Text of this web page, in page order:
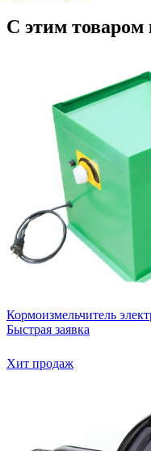
С этим товаром
Кормоизмельчитель
Быстрая заявка
Хит продаж